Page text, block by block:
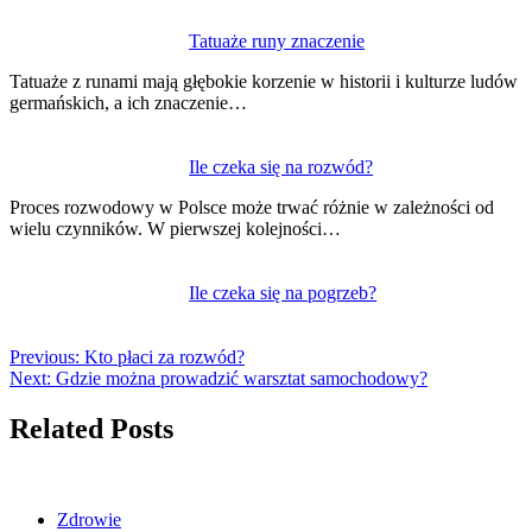
Tatuaże runy znaczenie
Tatuaże z runami mają głębokie korzenie w historii i kulturze ludów
germańskich, a ich znaczenie…
Ile czeka się na rozwód?
Proces rozwodowy w Polsce może trwać różnie w zależności od
wielu czynników. W pierwszej kolejności…
Ile czeka się na pogrzeb?
Previous: Kto płaci za rozwód?
Next: Gdzie można prowadzić warsztat samochodowy?
Related Posts
Zdrowie